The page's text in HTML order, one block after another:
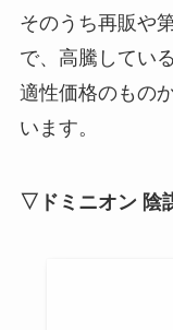
そのうち再販や
で、高騰してい
適性価格のもの
います。
▽ドミニオン 陰